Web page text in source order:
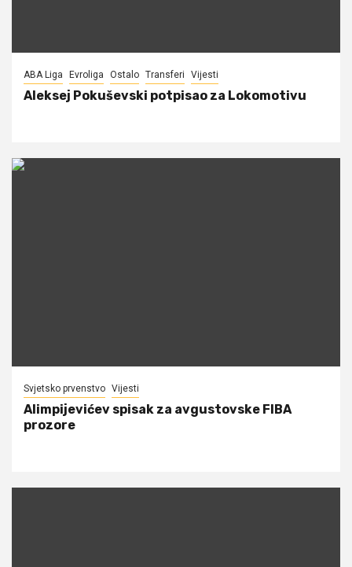
ABA Liga Evroliga Ostalo Transferi Vijesti
Aleksej Pokuševski potpisao za Lokomotivu
Svjetsko prvenstvo Vijesti
Alimpijevićev spisak za avgustovske FIBA
prozore